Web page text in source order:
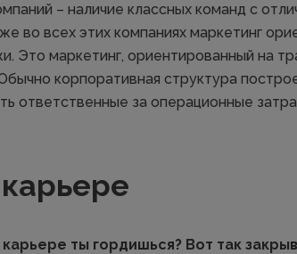
– наличие классных команд с
во всех этих компаниях маркетинг
Это маркетинг, ориентированный на
Обычно корпоративная структура
ответственные за операционные
ты гордишься? Вот так